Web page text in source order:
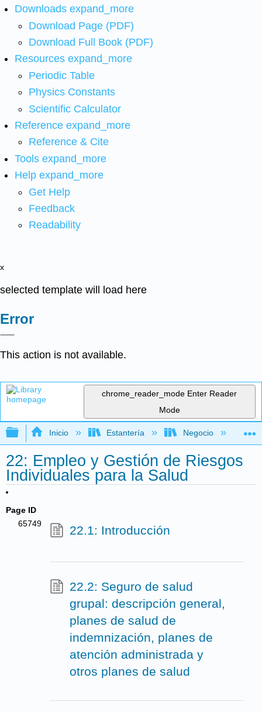
Downloads expand_more
Download Page (PDF)
Download Full Book (PDF)
Resources expand_more
Periodic Table
Physics Constants
Scientific Calculator
Reference expand_more
Reference & Cite
Tools expand_more
Help expand_more
Get Help
Feedback
Readability
x
selected template will load here
Error
This action is not available.
chrome_reader_mode Enter Reader
Mode
Expandir/contraer jerarquía global
Inicio Estantería Negocio
22: Empleo y Gestión de Riesgos
Individuales para la Salud
Page ID
65749
22.1: Introducción
22.2: Seguro de salud
grupal: descripción general,
planes de salud de
indemnización, planes de
atención administrada y
otros planes de salud